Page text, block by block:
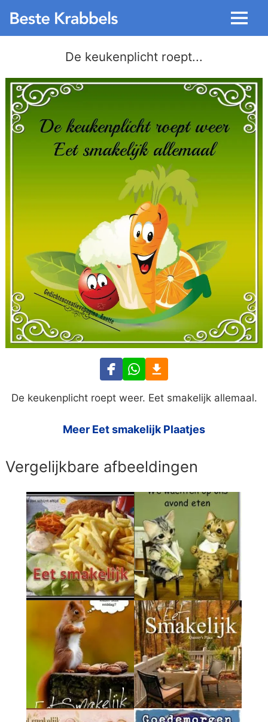
Menu
De keukenplicht roept...
De keukenplicht roept weer. Eet smakelijk allemaal.
Meer Eet smakelijk Plaatjes
Vergelijkbare afbeeldingen